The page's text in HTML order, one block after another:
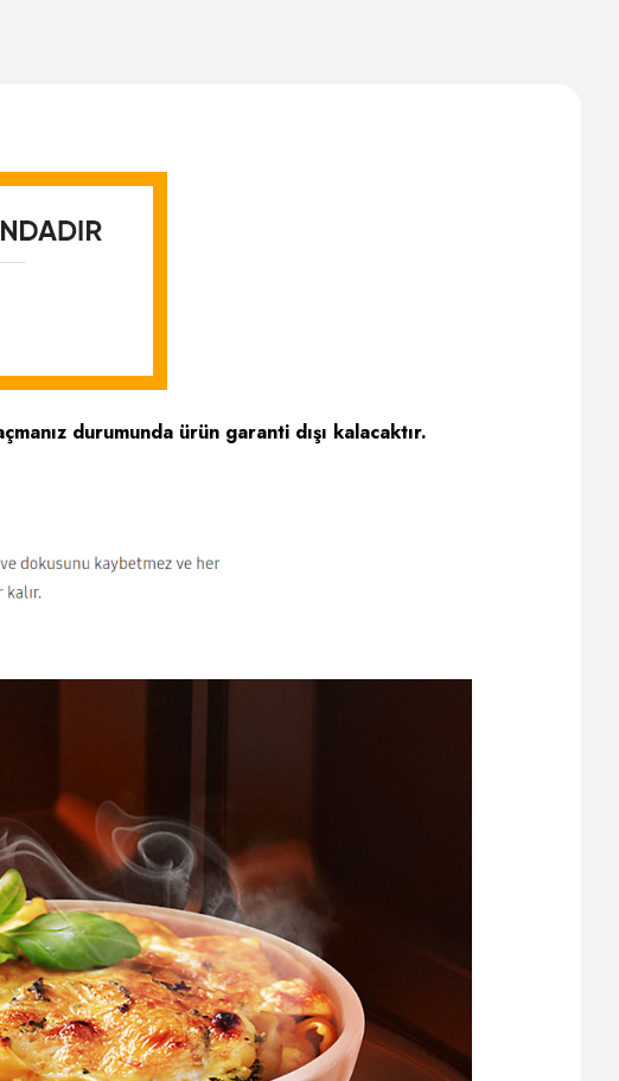
durumunda ürün garanti dışı kalacaktır.